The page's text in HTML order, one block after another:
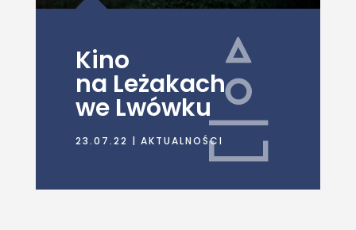
Kino
na Leżakach
we Lwówku
23.07.22 | AKTUALNOŚCI